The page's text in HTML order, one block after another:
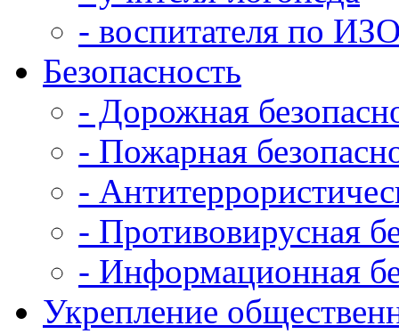
- воспитателя по
Безопасность
- Дорожная
- Пожарная
-
- Противовирусная
- Информационная
Укрепление